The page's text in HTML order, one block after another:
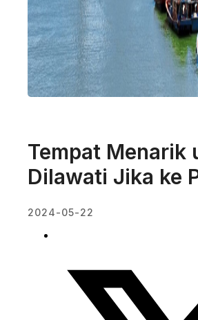
Tempat Menarik
Dilawati Jika ke
2024-05-22